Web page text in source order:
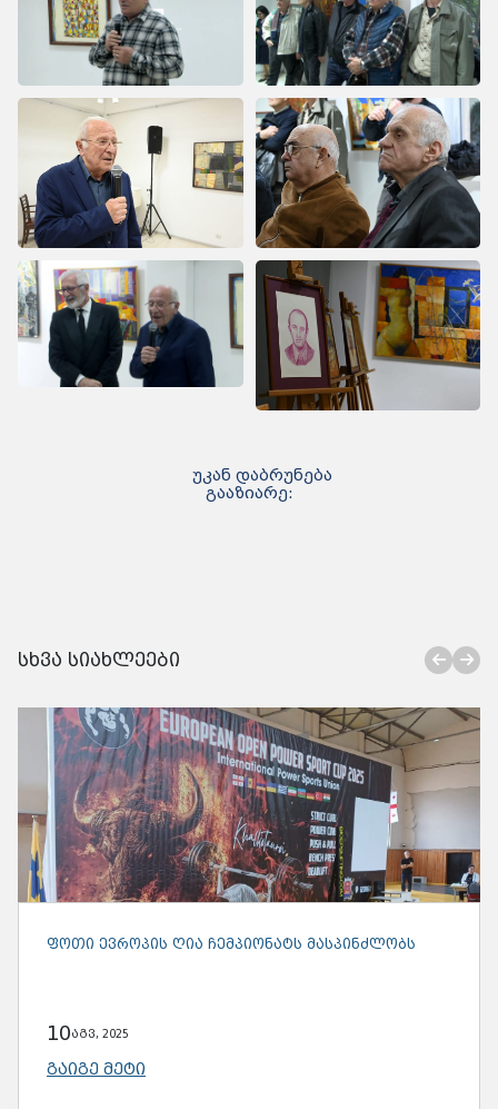
უკან დაბრუნება
გააზიარე:
სხვა სიახლეები
ᲤᲝᲗᲘ ᲔᲕᲠᲝᲞᲘᲡ ᲦᲘᲐ ᲩᲔᲛᲞᲘᲝᲜᲐᲢᲡ ᲛᲐᲡᲞᲘᲜᲫᲚᲝᲑᲡ
10აგვ, 2025
ᲒᲐᲘᲒᲔ ᲛᲔᲢᲘ